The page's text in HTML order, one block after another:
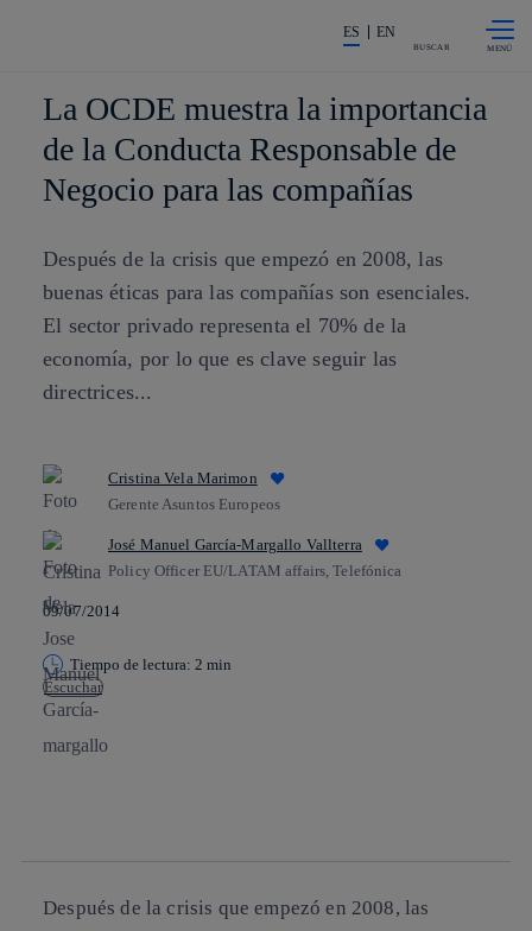
La acción en accionistas e
ES EN
BUSCAR
La OCDE muestra la importancia
de la Conducta Responsable de
Negocio para las compañías
Después de la crisis que empezó en 2008, las
buenas éticas para las compañías son esenciales.
El sector privado representa el 70% de la
economía, por lo que es clave seguir las
directrices...
Cristina Vela Marimon
Gerente Asuntos Europeos
José Manuel García-Margallo Vallterra
Policy Officer EU/LATAM affairs, Telefónica
09/07/2014
Tiempo de lectura: 2 min
Escuchar
Copiar enlace
Copiar enlace
facebook
Después de la crisis que empezó en 2008, las